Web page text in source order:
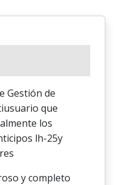
Gestión de
que
los
lh-25y
y completo